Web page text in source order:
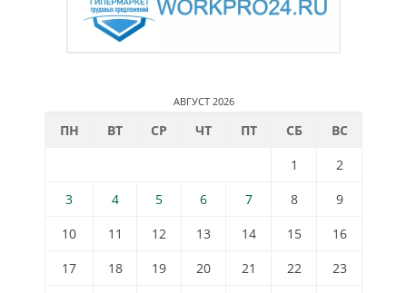
АВГУСТ 2026
ПН ВТ СР ЧТ ПТ СБ
ВС
1
2
3
4 5 6 7 8
9
10
11 12 13 14 15
16
17
18 19 20 21 22
23